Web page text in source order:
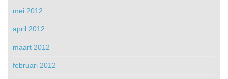
mei 2012
april 2012
maart 2012
februari 2012